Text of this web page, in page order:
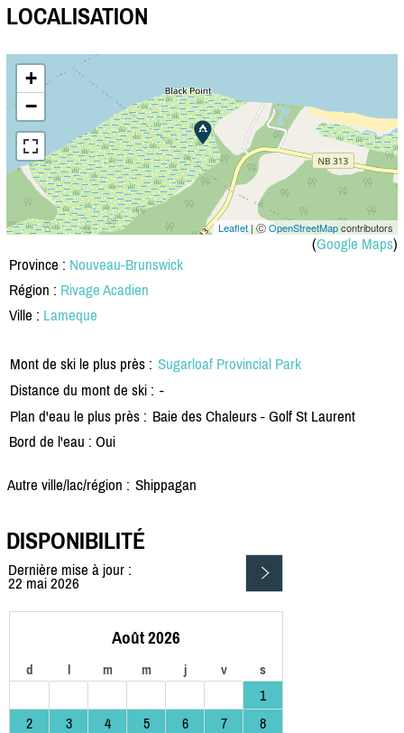
LOCALISATION
+
−
Leaflet | ⒸOpenStreetMapcontributors
(Google Maps)
Province : Nouveau-Brunswick
Région : Rivage Acadien
Ville : Lameque
Mont de ski le plus près : Sugarloaf Provincial Park
Distance du mont de ski : -
Plan d'eau le plus près : Baie des Chaleurs - Golf St Laurent
Bord de l'eau : Oui
Autre ville/lac/région : Shippagan
DISPONIBILITÉ
Dernière mise à jour :
22 mai 2026
Août 2026
d l m m j v s
1
2
3 4 5 6 7
8